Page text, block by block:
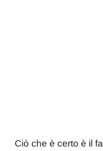
Ciò che è certo è il